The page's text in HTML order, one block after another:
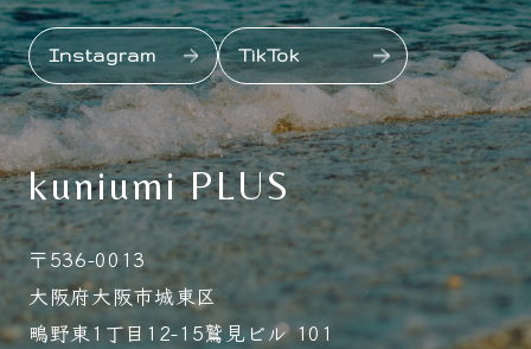
Instagram TikTok
kuniumi PLUS
〒536-0013
大阪府大阪市城東区
鴫野東1丁目12-15鷲見ビル 101